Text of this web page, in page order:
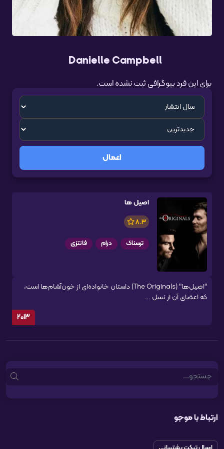
Danielle Campbell
برای این فرد بیوگرافی ثبت نشده است.
اعمال
اصیل ها
8.3
ترسناک درام فانتزی
"اصیل‌ها" (The Originals) داستان خانواده‌ای از خون‌آشام‌ها است،
که اعضای آن از نسل ...
2013
Search
ارتباط با موجو